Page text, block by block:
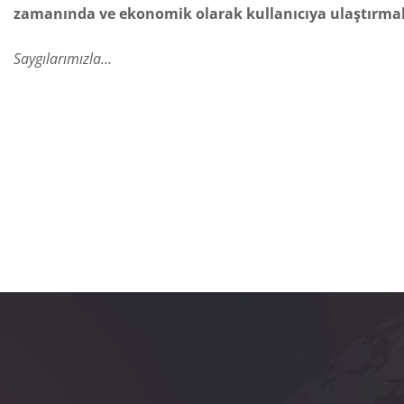
zamanında ve ekonomik olarak kullanıcıya
Saygılarımızla…